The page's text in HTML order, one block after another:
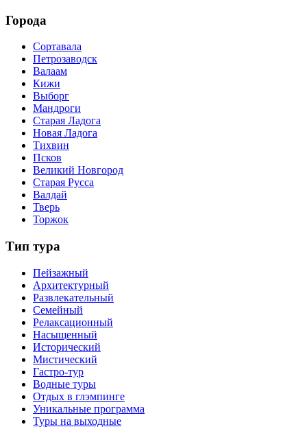
Города
Сортавала
Петрозаводск
Валаам
Кижи
Выборг
Мандроги
Старая Ладога
Новая Ладога
Тихвин
Псков
Великий Новгород
Старая Русса
Валдай
Тверь
Торжок
Тип тура
Пейзажный
Архитектурный
Развлекательный
Семейный
Релаксационный
Насыщенный
Исторический
Мистический
Гастро-тур
Водные туры
Отдых в глэмпинге
Уникальные программа
Туры на выходные